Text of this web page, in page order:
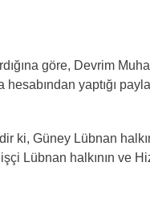
göre, Devrim
hesabından yaptığı
ki, Güney Lübnan
Lübnan halkının ve